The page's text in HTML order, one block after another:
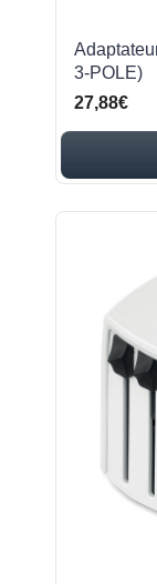
3-POLE)
27,88€